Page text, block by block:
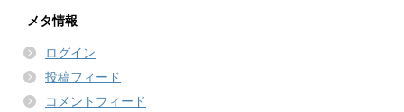
メタ情報
ログイン
投稿フィード
コメントフィード